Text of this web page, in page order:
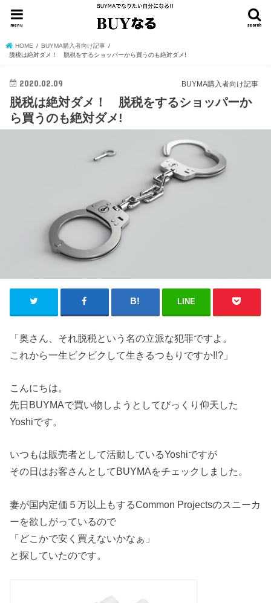
search
menu
HOME
BUYMA購入者向け記事
脱税は絶対ダメ！ 脱税をするショッパーから買うのも絶対ダメ!
BUYMA購入者向け記事
2020.02.09
脱税は絶対ダメ！ 脱税をするショッパーか
ら買うのも絶対ダメ!
LINE
「奥さん、それ脱税という名の立派な犯罪ですよ。
これから一生ビクビクして生きるつもりですか!!?」
こんにちは。
先日BUYMAで買い物しようとしてびっくり仰天した
Yoshiです。
いつもは販売者として活動しているYoshiですが
その日はお客さんとしてBUYMAをチェックしました。
妻が国内定価５万以上もするCommon Projectsのスニーカ
ーを欲しがっているので
「どこかで安く買えないかなぁ」
と探していたのです。